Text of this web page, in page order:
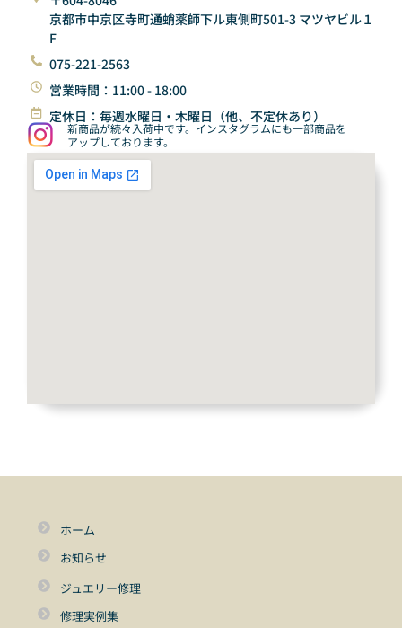
京都市中京区寺町通蛸薬師下ル東側町501-3 マツヤビル１
F
075-221-2563
営業時間：11:00 - 18:00
定休日：毎週水曜日・木曜日（他、不定休あり）
新商品が続々入荷中です。インスタグラムにも一部商品を
アップしております。
ホーム
お知らせ
ジュエリー修理
修理実例集